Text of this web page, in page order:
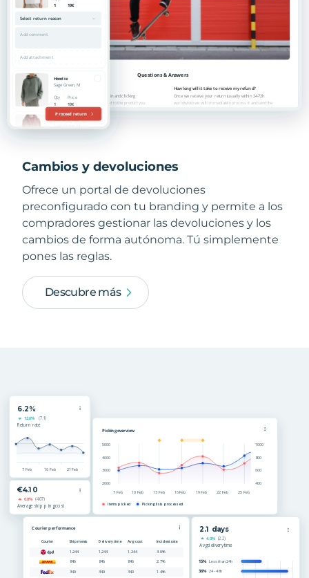
Cambios y devoluciones
Ofrece un portal de devoluciones
preconfigurado con tu branding y permite a los
compradores gestionar las devoluciones y los
cambios de forma autónoma. Tú simplemente
pones las reglas.
Descubre más